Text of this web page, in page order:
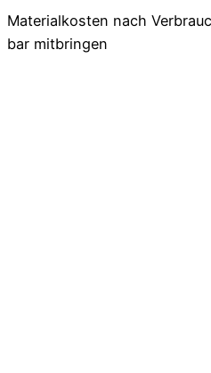
Materialkosten nach
bar mitbringen